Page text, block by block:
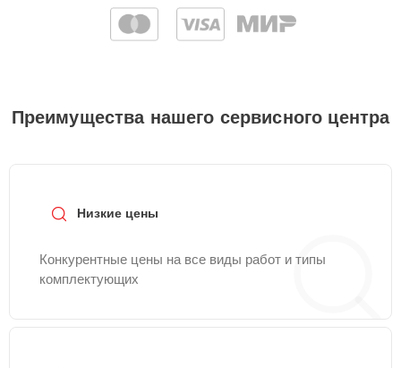
Преимущества нашего сервисного центра
Низкие цены
Конкурентные цены на все виды работ и типы
комплектующих